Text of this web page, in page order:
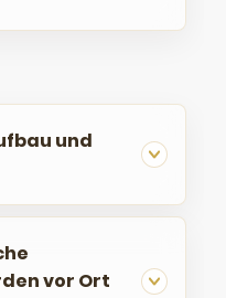
und
vor Ort